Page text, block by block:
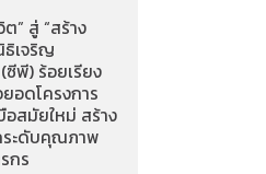
ต” สู่ “สร้าง
เจริญ
พี) ร้อยเรียง
อดโครงการ
อสมัยใหม่ สร้าง
ระดับคุณภาพ
กร